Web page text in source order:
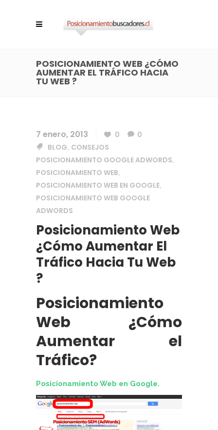
POSICIONAMIENTO WEB ¿CÓMO
AUMENTAR EL TRÁFICO HACIA
TU WEB ?
7 enero, 2013 0
0
BLOG, CONSEJOS
POSICIONAMIENTO GOOGLE ADWORDS,
POSICIONAMIENTO WEB,
POSICIONAMIENTO WEB EN GOOGLE,
POSICIONAMIENTO WEB GOOGLE
ADWORDS
Posicionamiento Web
¿Cómo Aumentar El
Tráfico Hacia Tu Web
?
Posicionamiento
Web ¿Cómo
Aumentar el
Tráfico?
Posicionamiento Web en Google.